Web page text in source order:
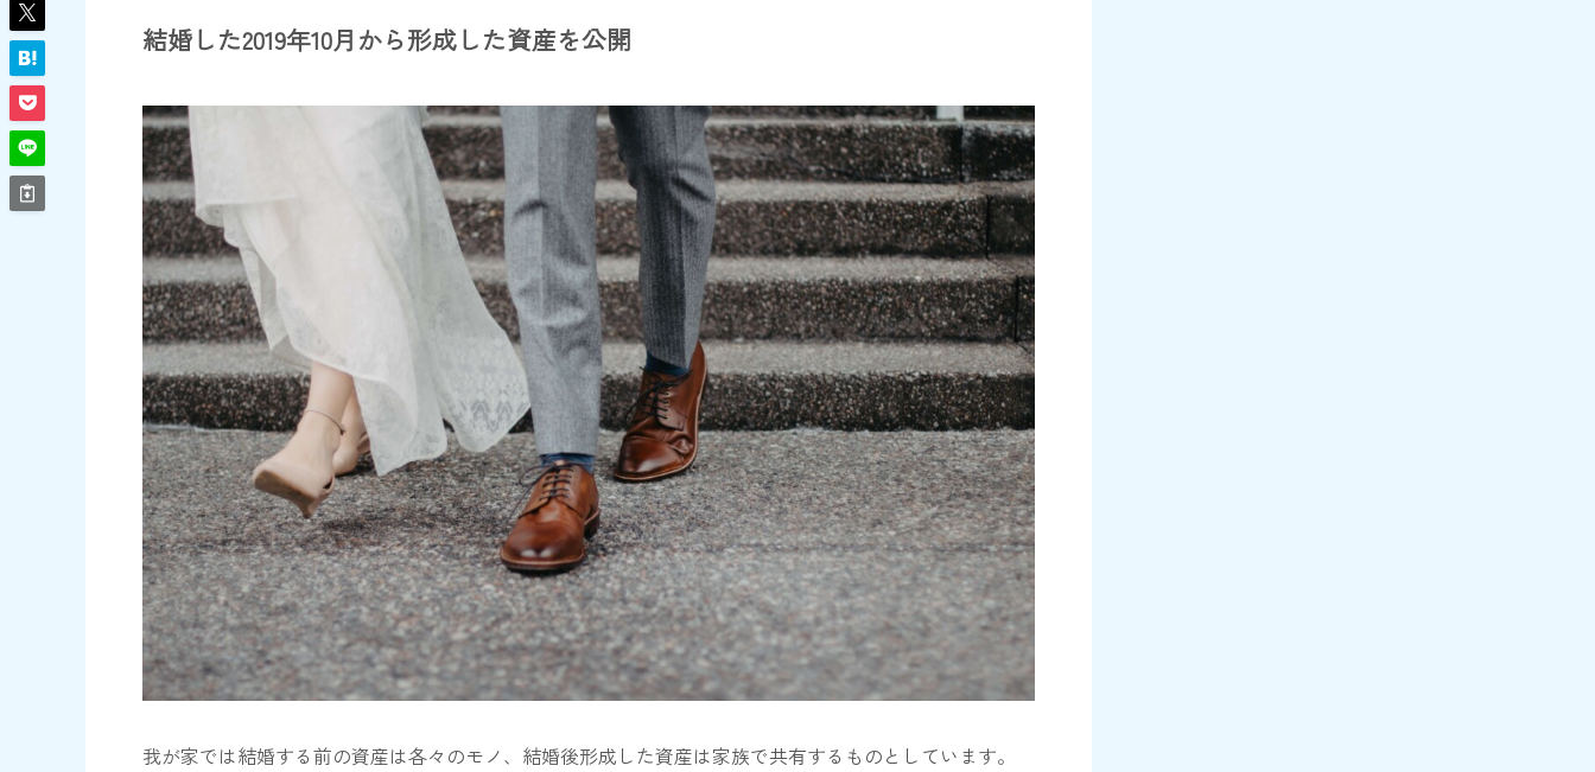
結婚した2019年10月から形成した資産を公開
我が家では結婚する前の資産は各々のモノ、結婚後形成した資産は家族で共有するものとしています。